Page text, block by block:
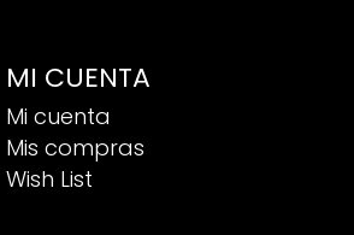
MI CUENTA
Mi cuenta
Mis compras
Wish List